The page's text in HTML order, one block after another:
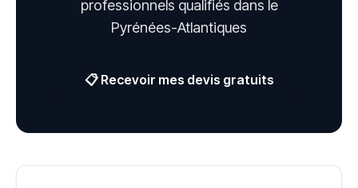
professionnels qualifiés dans le
Pyrénées-Atlantiques
📋 Recevoir mes devis gratuits